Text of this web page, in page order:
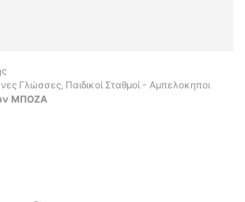
Γλώσσες, Παιδικοί Σταθμοί - Αμπελοκηποι
ΜΠΟΖΑ